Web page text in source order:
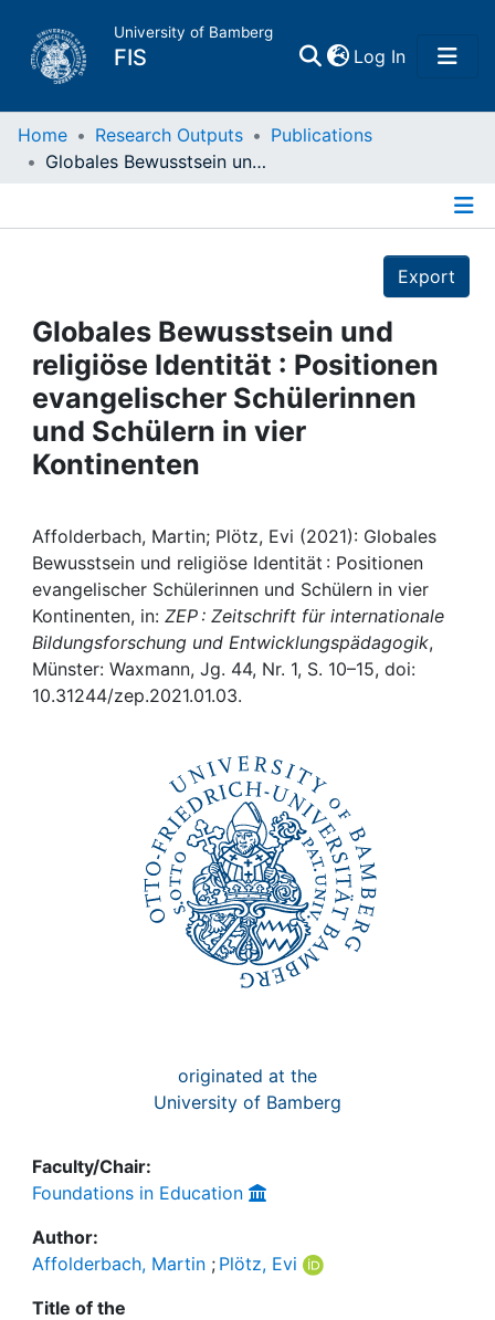
University of Bamberg
FIS Log In(current)
Home
Projects
People
Institutions
My FIS
Help
Home Research Outputs
Publications
Globales Bewusstsein und religiöse Identität : Positionen evangelischer Schülerinnen und Schülern in vier Kontinenten
Export
Globales Bewusstsein und
religiöse Identität : Positionen
evangelischer Schülerinnen
und Schülern in vier
Kontinenten
Affolderbach, Martin; Plötz, Evi (2021): Globales
Bewusstsein und religiöse Identität : Positionen
evangelischer Schülerinnen und Schülern in vier
Kontinenten, in: ZEP : Zeitschrift für internationale
Bildungsforschung und Entwicklungspädagogik,
Münster: Waxmann, Jg. 44, Nr. 1, S. 10–15, doi:
10.31244/zep.2021.01.03.
originated at the
University of Bamberg
Faculty/Chair:
Foundations in Education
Author:
Affolderbach, Martin ; Plötz, Evi
Title of the